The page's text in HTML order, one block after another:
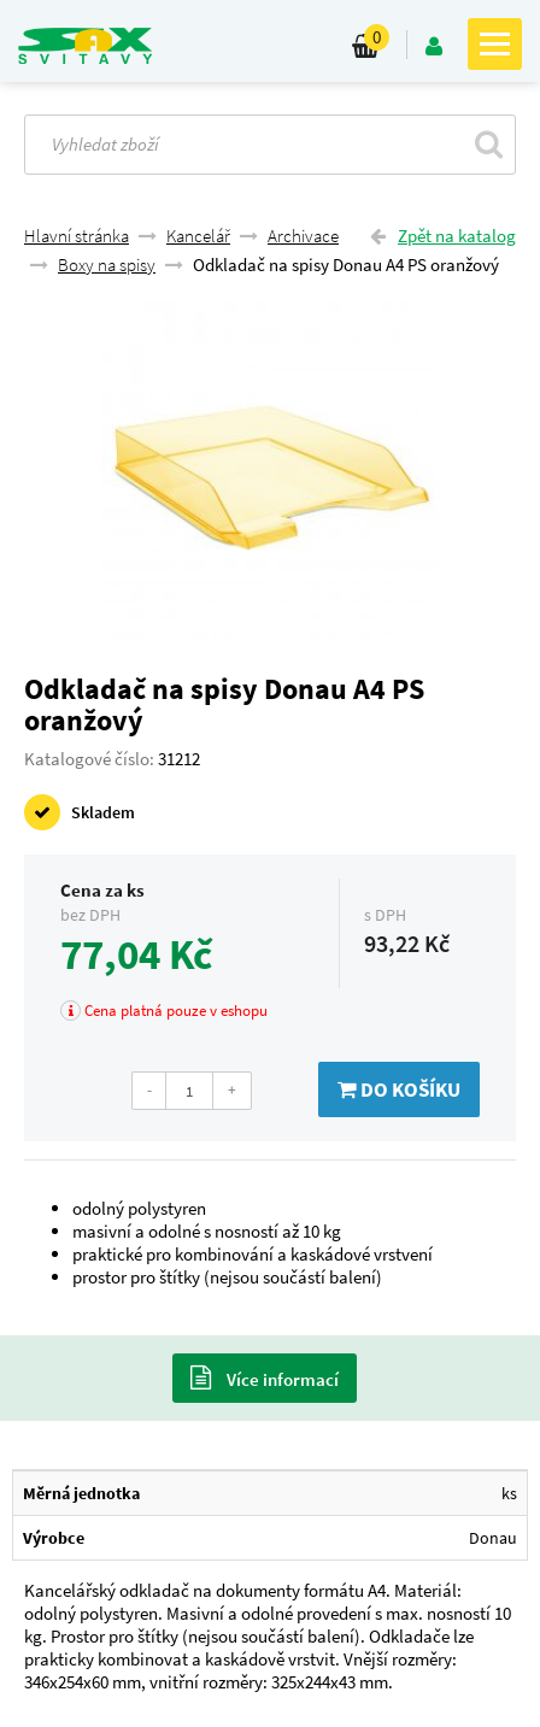
0
Zpět na katalog
Hlavní stránka Kancelář
Archivace
Boxy na spisy
Odkladač na spisy Donau A4 PS oranžový
Odkladač na spisy Donau A4 PS
oranžový
Katalogové číslo: 31212
Skladem
Cena za ks
bez DPH
77,04 Kč
s DPH
93,22 Kč
Cena platná pouze v eshopu
- + DO KOŠÍKU
odolný polystyren
masivní a odolné s nosností až 10 kg
praktické pro kombinování a kaskádové vrstvení
prostor pro štítky (nejsou součástí balení)
Více informací
Měrná jednotka ks
Výrobce Donau
Kancelářský odkladač na dokumenty formátu A4. Materiál:
odolný polystyren. Masivní a odolné provedení s max. nosností 10
kg. Prostor pro štítky (nejsou součástí balení). Odkladače lze
prakticky kombinovat a kaskádově vrstvit. Vnější rozměry:
346x254x60 mm, vnitřní rozměry: 325x244x43 mm.